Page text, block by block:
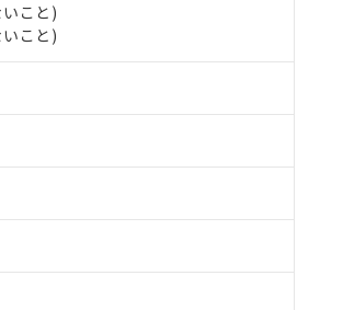
こと)
こと)